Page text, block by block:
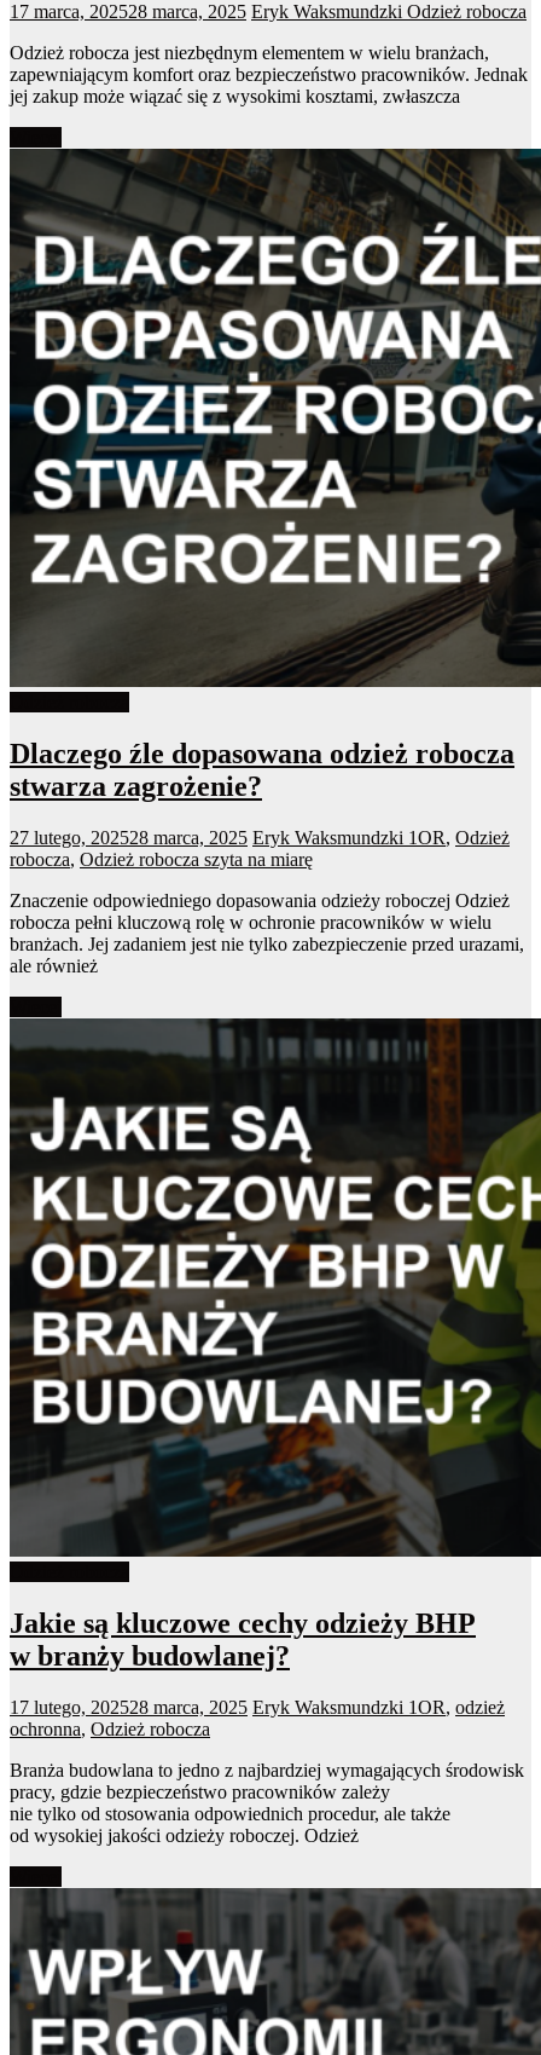
17 marca, 202528 marca, 2025 Eryk Waksmundzki Odzież robocza
Odzież robocza jest niezbędnym elementem w wielu branżach,
zapewniającym komfort oraz bezpieczeństwo pracowników. Jednak
jej zakup może wiązać się z wysokimi kosztami, zwłaszcza
Dlaczego źle dopasowana odzież robocza
stwarza zagrożenie?
27 lutego, 202528 marca, 2025 Eryk Waksmundzki 1OR, Odzież
robocza, Odzież robocza szyta na miarę
Znaczenie odpowiedniego dopasowania odzieży roboczej Odzież
robocza pełni kluczową rolę w ochronie pracowników w wielu
branżach. Jej zadaniem jest nie tylko zabezpieczenie przed urazami,
ale również
Jakie są kluczowe cechy odzieży BHP
w branży budowlanej?
17 lutego, 202528 marca, 2025 Eryk Waksmundzki 1OR, odzież
ochronna, Odzież robocza
Branża budowlana to jedno z najbardziej wymagających środowisk
pracy, gdzie bezpieczeństwo pracowników zależy
nie tylko od stosowania odpowiednich procedur, ale także
od wysokiej jakości odzieży roboczej. Odzież